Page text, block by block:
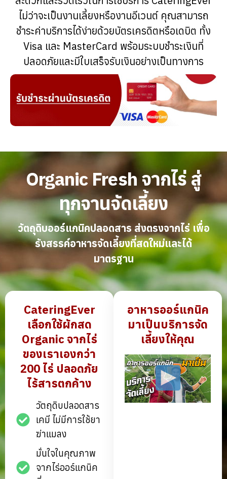
ไม่ว่าจะเป็นงานเลี้ยงหรืองานอีเวนต์ คุณสามารถ
ชำระค่าบริการได้ง่ายด้วยบัตรเครดิตหรือเดบิต ทั้ง
Visa และ MasterCard พร้อมระบบชำระเงินที่
ปลอดภัยและมีใบเสร็จรับเงินอย่างเป็นทางการ
Organic Fresh จากไร่ สู่
ทุกจานจัดเลี้ยง
วัตถุดิบออร์แกนิคปลอดสาร ส่งตรงจากไร่ เพื่อ
รังสรรค์อาหารจัดเลี้ยงที่สดใหม่และได้
มาตรฐาน
CateringEver
เลือกใช้ผักสด
Organic จากไร่
ของเราเองกว่า
200 ไร่ ปลอดภัย
ไร้สารตกค้าง
วัตถุดิบปลอดสาร
เคมี ไม่มีการใช้ยา
ฆ่าแมลง
มั่นใจในคุณภาพ
จากไร่ออร์แกนิค
อาหารออร์แกนิค
มาเป็นบริการจัด
เลี้ยงให้คุณ